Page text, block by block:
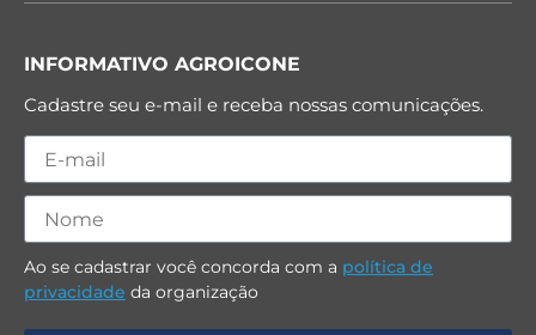
INFORMATIVO AGROICONE
Cadastre seu e-mail e receba nossas comunicações.
Ao se cadastrar você concorda com a política de
privacidade da organização